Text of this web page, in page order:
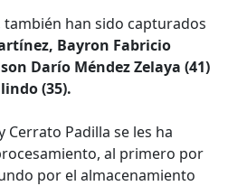
también han sido capturados
Bayron Fabricio
Darío Méndez Zelaya (41)
(35).
Cerrato Padilla se les ha
al primero por
por el almacenamiento